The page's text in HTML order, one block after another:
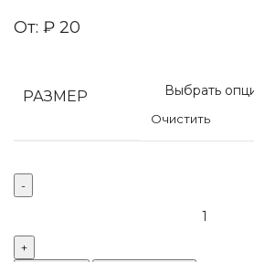
От: ₽ 20
РАЗМЕР
Очистить